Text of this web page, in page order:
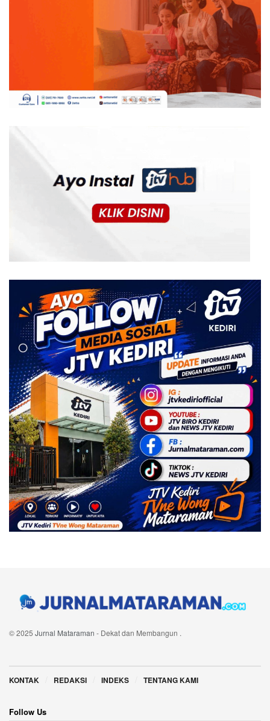
© 2025 Jurnal Mataraman - Dekat dan Membangun .
KONTAK REDAKSI INDEKS TENTANG KAMI
Follow Us